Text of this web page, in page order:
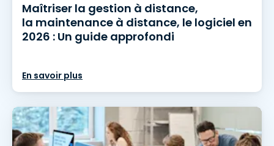
Maîtriser la gestion à distance,
la maintenance à distance, le logiciel en
2026 : Un guide approfondi
En savoir plus